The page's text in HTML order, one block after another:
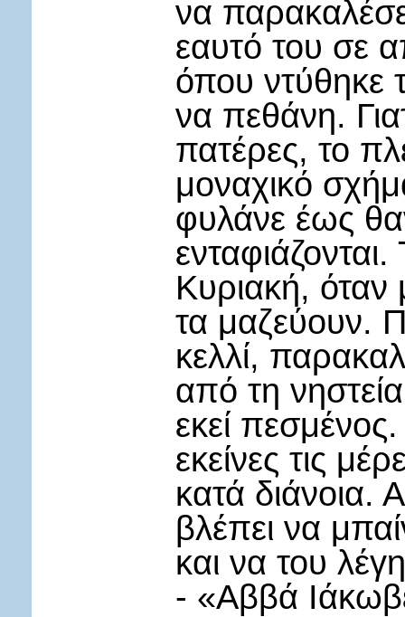
να
εαυτό του σε
όπου ντύθηκε
να πεθάνη.
πατέρες, το
μοναχικό
φυλάνε έως
Κυριακή, όταν
τα μαζεύουν.
κελλί,
από τη
εκεί
εκείνες τις
κατά
βλέπει να
και να του
- «Αββά